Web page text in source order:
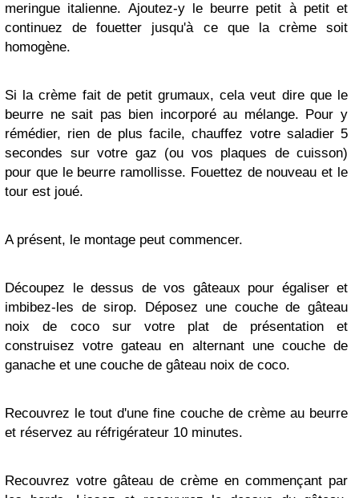
meringue italienne. Ajoutez-y le beurre petit à petit et
continuez de fouetter jusqu'à ce que la crème soit
homogène.
Si la crème fait de petit grumaux, cela veut dire que le
beurre ne sait pas bien incorporé au mélange. Pour y
rémédier, rien de plus facile, chauffez votre saladier 5
secondes sur votre gaz (ou vos plaques de cuisson)
pour que le beurre ramollisse. Fouettez de nouveau et le
tour est joué.
A présent, le montage peut commencer.
Découpez le dessus de vos gâteaux pour égaliser et
imbibez-les de sirop. Déposez une couche de gâteau
noix de coco sur votre plat de présentation et
construisez votre gateau en alternant une couche de
ganache et une couche de gâteau noix de coco.
Recouvrez le tout d'une fine couche de crème au beurre
et réservez au réfrigérateur 10 minutes.
Recouvrez votre gâteau de crème en commençant par